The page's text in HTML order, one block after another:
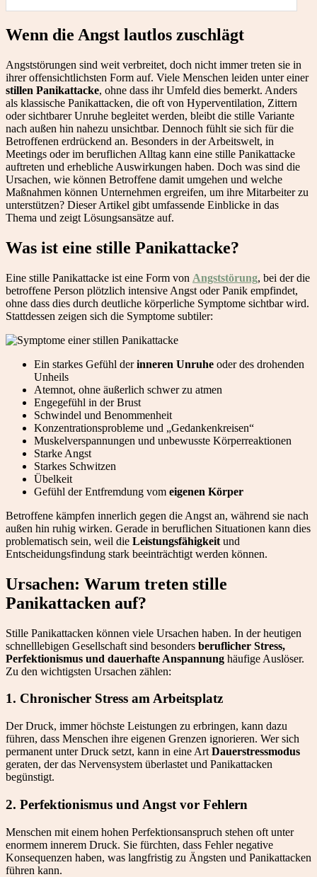
Wenn die Angst lautlos zuschlägt
Angststörungen sind weit verbreitet, doch nicht immer treten sie in
ihrer offensichtlichsten Form auf. Viele Menschen leiden unter einer
stillen Panikattacke, ohne dass ihr Umfeld dies bemerkt. Anders
als klassische Panikattacken, die oft von Hyperventilation, Zittern
oder sichtbarer Unruhe begleitet werden, bleibt die stille Variante
nach außen hin nahezu unsichtbar. Dennoch fühlt sie sich für die
Betroffenen erdrückend an. Besonders in der Arbeitswelt, in
Meetings oder im beruflichen Alltag kann eine stille Panikattacke
auftreten und erhebliche Auswirkungen haben. Doch was sind die
Ursachen, wie können Betroffene damit umgehen und welche
Maßnahmen können Unternehmen ergreifen, um ihre Mitarbeiter zu
unterstützen? Dieser Artikel gibt umfassende Einblicke in das
Thema und zeigt Lösungsansätze auf.
Was ist eine stille Panikattacke?
Eine stille Panikattacke ist eine Form von Angststörung, bei der die
betroffene Person plötzlich intensive Angst oder Panik empfindet,
ohne dass dies durch deutliche körperliche Symptome sichtbar wird.
Stattdessen zeigen sich die Symptome subtiler:
Ein starkes Gefühl derinneren Unruhe oder des drohenden
Unheils
Atemnot, ohne äußerlich schwer zu atmen
Engegefühl in der Brust
Schwindel und Benommenheit
Konzentrationsprobleme und „Gedankenkreisen“
Muskelverspannungen und unbewusste Körperreaktionen
Starke Angst
Starkes Schwitzen
Übelkeit
Gefühl der Entfremdung vom eigenen Körper
Betroffene kämpfen innerlich gegen die Angst an, während sie nach
außen hin ruhig wirken. Gerade in beruflichen Situationen kann dies
problematisch sein, weil die Leistungsfähigkeit und
Entscheidungsfindung stark beeinträchtigt werden können.
Ursachen: Warum treten stille
Panikattacken auf?
Stille Panikattacken können viele Ursachen haben. In der heutigen
schnelllebigen Gesellschaft sind besonders beruflicher Stress,
Perfektionismus und dauerhafte Anspannung häufige Auslöser.
Zu den wichtigsten Ursachen zählen:
1. Chronischer Stress am Arbeitsplatz
Der Druck, immer höchste Leistungen zu erbringen, kann dazu
führen, dass Menschen ihre eigenen Grenzen ignorieren. Wer sich
permanent unter Druck setzt, kann in eine Art Dauerstressmodus
geraten, der das Nervensystem überlastet und Panikattacken
begünstigt.
2. Perfektionismus und Angst vor Fehlern
Menschen mit einem hohen Perfektionsanspruch stehen oft unter
enormem innerem Druck. Sie fürchten, dass Fehler negative
Konsequenzen haben, was langfristig zu Ängsten und Panikattacken
führen kann.